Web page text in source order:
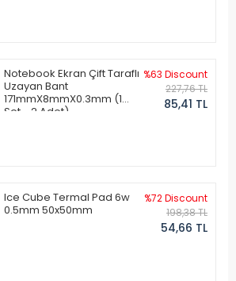
Notebook Ekran Çift Taraflı
Uzayan Bant
171mmX8mmX0.3mm (1
Set - 2 Adet)
%63 Discount
227,76 TL
85,41 TL
Ice Cube Termal Pad 6w
0.5mm 50x50mm
%72 Discount
198,38 TL
54,66 TL